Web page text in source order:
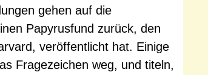
gehen auf die
Papyrusfund zurück, den
veröffentlicht hat. Einige
Fragezeichen weg, und titeln,